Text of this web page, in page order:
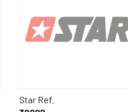
Star Ref.